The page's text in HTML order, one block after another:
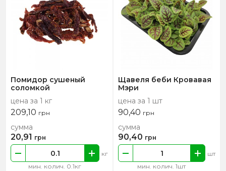
Помидор сушеный
соломкой
цена за 1 кг
209,10 грн
мин. колич. 0.1кг
кг
сумма
20,91 грн
Щавеля беби Кровавая
Мэри
цена за 1 шт
90,40 грн
мин. колич. 1шт
шт
сумма
90,40 грн